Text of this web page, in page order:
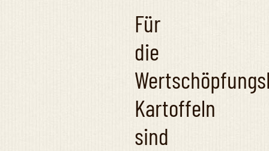
Für
die
Kartoffeln
sind